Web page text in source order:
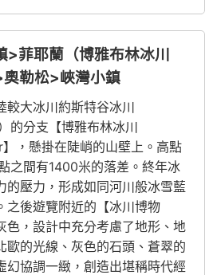
菲耶蘭（博雅布林冰川
勒松>峽灣小鎮
較大冰川約斯特谷冰川
的分支【博雅布林冰川
，懸掛在陡峭的山壁上。高點
之間有1400米的落差。終年冰
的壓力，形成如同河川般冰雪藍
之後遊覽附近的【冰川博物
色，設計中充分考慮了地形、地
歐的光線、灰色的石頭、蒼翠的
幻協調一緻，創造出堪稱時代經